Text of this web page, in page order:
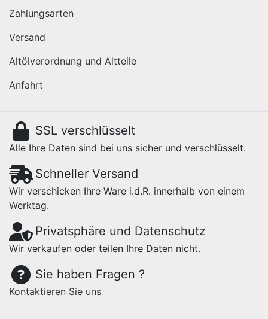
Zahlungsarten
Versand
Altölverordnung und Altteile
Anfahrt
SSL verschlüsselt
Alle Ihre Daten sind bei uns sicher und verschlüsselt.
Schneller Versand
Wir verschicken Ihre Ware i.d.R. innerhalb von einem
Werktag.
Privatsphäre und Datenschutz
Wir verkaufen oder teilen Ihre Daten nicht.
Sie haben Fragen ?
Kontaktieren Sie uns